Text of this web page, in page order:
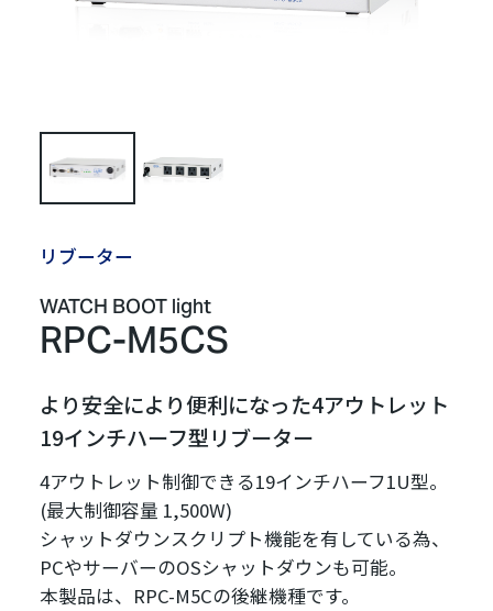
リブーター
WATCH BOOT light
RPC-M5CS
より安全により便利になった4アウトレット
19インチハーフ型リブーター
4アウトレット制御できる19インチハーフ1U型。
(最大制御容量 1,500W)
シャットダウンスクリプト機能を有している為、
PCやサーバーのOSシャットダウンも可能。
本製品は、RPC-M5Cの後継機種です。